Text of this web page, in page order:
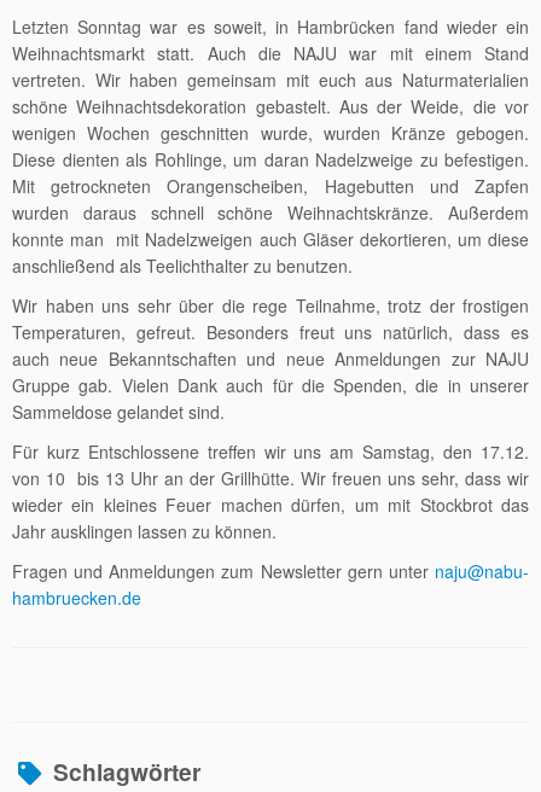
Letzten Sonntag war es soweit, in Hambrücken fand wieder ein
Weihnachtsmarkt statt. Auch die NAJU war mit einem Stand
vertreten. Wir haben gemeinsam mit euch aus Naturmaterialien
schöne Weihnachtsdekoration gebastelt. Aus der Weide, die vor
wenigen Wochen geschnitten wurde, wurden Kränze gebogen.
Diese dienten als Rohlinge, um daran Nadelzweige zu befestigen.
Mit getrockneten Orangenscheiben, Hagebutten und Zapfen
wurden daraus schnell schöne Weihnachtskränze. Außerdem
konnte man mit Nadelzweigen auch Gläser dekortieren, um diese
anschließend als Teelichthalter zu benutzen.
Wir haben uns sehr über die rege Teilnahme, trotz der frostigen
Temperaturen, gefreut. Besonders freut uns natürlich, dass es
auch neue Bekanntschaften und neue Anmeldungen zur NAJU
Gruppe gab. Vielen Dank auch für die Spenden, die in unserer
Sammeldose gelandet sind.
Für kurz Entschlossene treffen wir uns am Samstag, den 17.12.
von 10 bis 13 Uhr an der Grillhütte. Wir freuen uns sehr, dass wir
wieder ein kleines Feuer machen dürfen, um mit Stockbrot das
Jahr ausklingen lassen zu können.
Fragen und Anmeldungen zum Newsletter gern unter naju@nabu-
hambruecken.de
Schlagwörter